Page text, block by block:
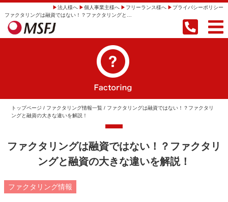
法人様へ 個人事業主様へ フリーランス様へ プライバシーポリシー
トップページ / ファクタリング情報一覧 / ファクタリングは融資ではない！？ファクタリ
ングと融資の大きな違いを解説！
ファクタリングは融資ではない！？ファクタリ
ングと融資の大きな違いを解説！
ファクタリング情報